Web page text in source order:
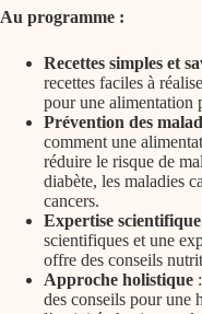
Au programme :
Recettes simples et
recettes faciles à
pour une alimentation
Prévention des
comment une
réduire le risque de
diabète, les maladies
cancers.
Expertise scientifique
scientifiques et une
offre des conseils
Approche holistique
des conseils pour une